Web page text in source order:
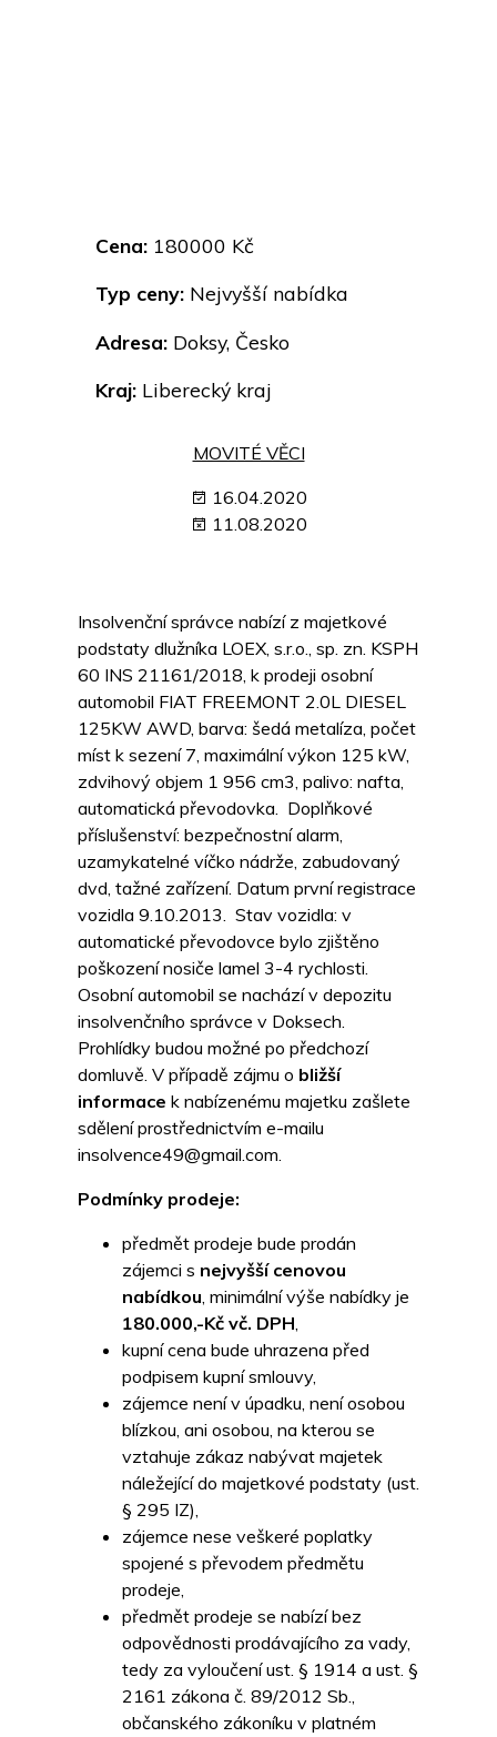
Cena: 180000 Kč
Typ ceny: Nejvyšší nabídka
Adresa: Doksy, Česko
Kraj: Liberecký kraj
MOVITÉ VĚCI
16.04.2020
11.08.2020
Insolvenční správce nabízí z majetkové
podstaty dlužníka LOEX, s.r.o., sp. zn. KSPH
60 INS 21161/2018, k prodeji osobní
automobil FIAT FREEMONT 2.0L DIESEL
125KW AWD, barva: šedá metalíza, počet
míst k sezení 7, maximální výkon 125 kW,
zdvihový objem 1 956 cm3, palivo: nafta,
automatická převodovka. Doplňkové
příslušenství: bezpečnostní alarm,
uzamykatelné víčko nádrže, zabudovaný
dvd, tažné zařízení. Datum první registrace
vozidla 9.10.2013. Stav vozidla: v
automatické převodovce bylo zjištěno
poškození nosiče lamel 3-4 rychlosti.
Osobní automobil se nachází v depozitu
insolvenčního správce v Doksech.
Prohlídky budou možné po předchozí
domluvě. V případě zájmu o bližší
informace k nabízenému majetku zašlete
sdělení prostřednictvím e-mailu
insolvence49@gmail.com.
Podmínky prodeje:
předmět prodeje bude prodán
zájemci s nejvyšší cenovou
nabídkou, minimální výše nabídky je
180.000,-Kč vč. DPH,
kupní cena bude uhrazena před
podpisem kupní smlouvy,
zájemce není v úpadku, není osobou
blízkou, ani osobou, na kterou se
vztahuje zákaz nabývat majetek
náležející do majetkové podstaty (ust.
§ 295 IZ),
zájemce nese veškeré poplatky
spojené s převodem předmětu
prodeje,
předmět prodeje se nabízí bez
odpovědnosti prodávajícího za vady,
tedy za vyloučení ust. § 1914 a ust. §
2161 zákona č. 89/2012 Sb.,
občanského zákoníku v platném